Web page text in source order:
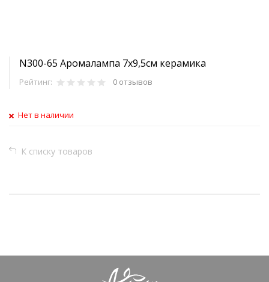
N300-65 Аромалампа 7х9,5см керамика
Рейтинг: 0 отзывов
Нет в наличии
К списку товаров